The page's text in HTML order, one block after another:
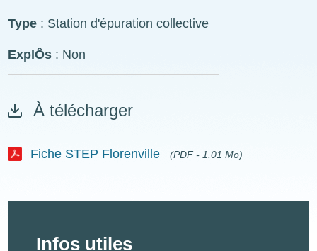
Type : Station d'épuration collective
ExplÔs : Non
À télécharger
Fiche STEP Florenville (PDF - 1.01 Mo)
Infos utiles